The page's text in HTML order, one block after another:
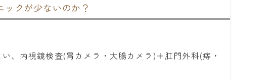
クが少ないのか？
、内視鏡検査(胃カメラ・大腸カメラ)＋肛門外科(痔・